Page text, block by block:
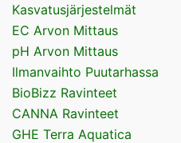
Kasvatusjärjestelmät
EC Arvon Mittaus
pH Arvon Mittaus
Ilmanvaihto Puutarhassa
BioBizz Ravinteet
CANNA Ravinteet
GHE Terra Aquatica